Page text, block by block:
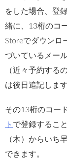
をした場合、登
緒に、13桁のコ
Storeでダウンロ
づいているメー
（近々予約する
は後日追記します
その13桁のコー
ト で登録するこ
（木）からいち
できます。